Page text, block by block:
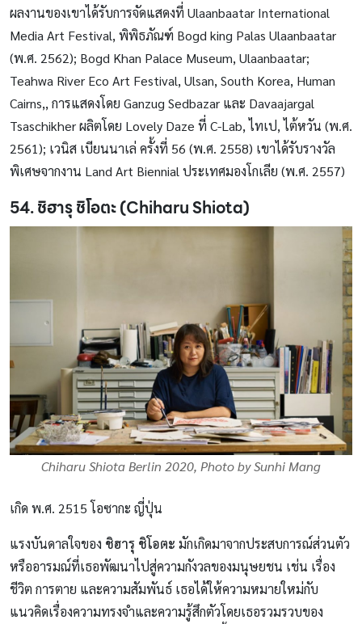
ผลงานของเขาได้รับการจัดแสดงที่ Ulaanbaatar International
Media Art Festival, พิพิธภัณฑ์ Bogd king Palas Ulaanbaatar
(พ.ศ. 2562); Bogd Khan Palace Museum, Ulaanbaatar;
Teahwa River Eco Art Festival, Ulsan, South Korea, Human
Cairns,, การแสดงโดย Ganzug Sedbazar และ Davaajargal
Tsaschikher ผลิตโดย Lovely Daze ที่ C-Lab, ไทเป, ไต้หวัน (พ.ศ.
2561); เวนิส เบียนนาเล่ ครั้งที่ 56 (พ.ศ. 2558) เขาได้รับรางวัล
พิเศษจากงาน Land Art Biennial ประเทศมองโกเลีย (พ.ศ. 2557)
54. ชิฮารุ ชิโอตะ (Chiharu Shiota)
Chiharu Shiota Berlin 2020, Photo by Sunhi Mang
เกิด พ.ศ. 2515 โอซากะ ญี่ปุ่น
แรงบันดาลใจของ ชิฮารุ ชิโอตะ มักเกิดมาจากประสบการณ์ส่วนตัว
หรืออารมณ์ที่เธอพัฒนาไปสู่ความกังวลของมนุษยชน เช่น เรื่อง
ชีวิต การตาย และความสัมพันธ์ เธอได้ให้ความหมายใหม่กับ
แนวคิดเรื่องความทรงจำและความรู้สึกตัวโดยเธอรวมรวบของ